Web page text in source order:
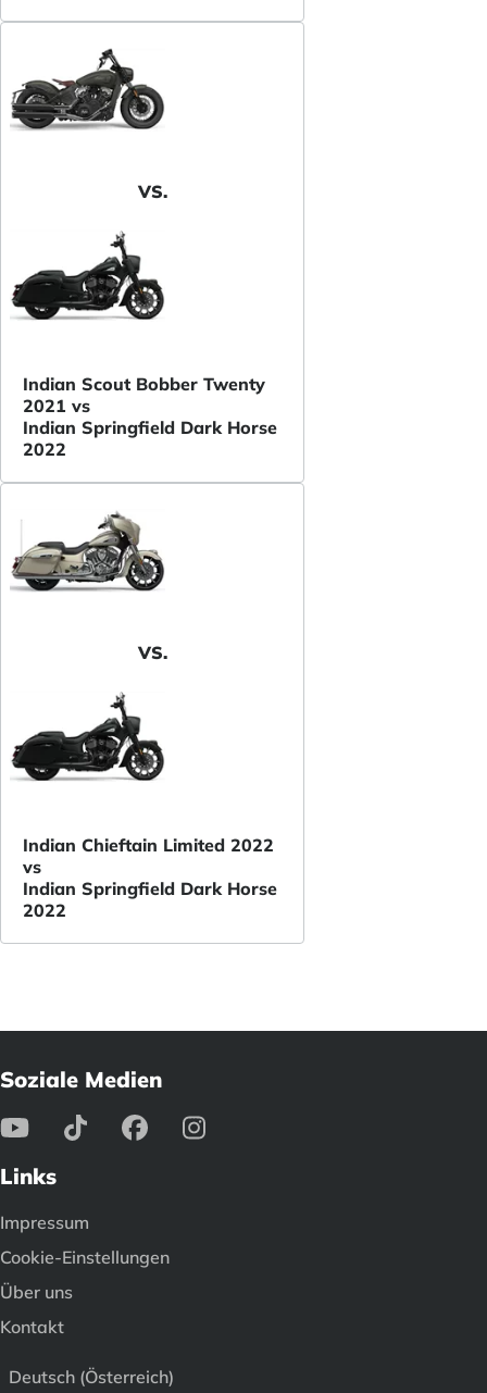
VS.
Indian Scout Bobber Twenty
2021 vs
Indian Springfield Dark Horse
2022
VS.
Indian Chieftain Limited 2022
vs
Indian Springfield Dark Horse
2022
Soziale Medien
Links
Impressum
Cookie-Einstellungen
Über uns
Kontakt
Deutsch (Österreich)